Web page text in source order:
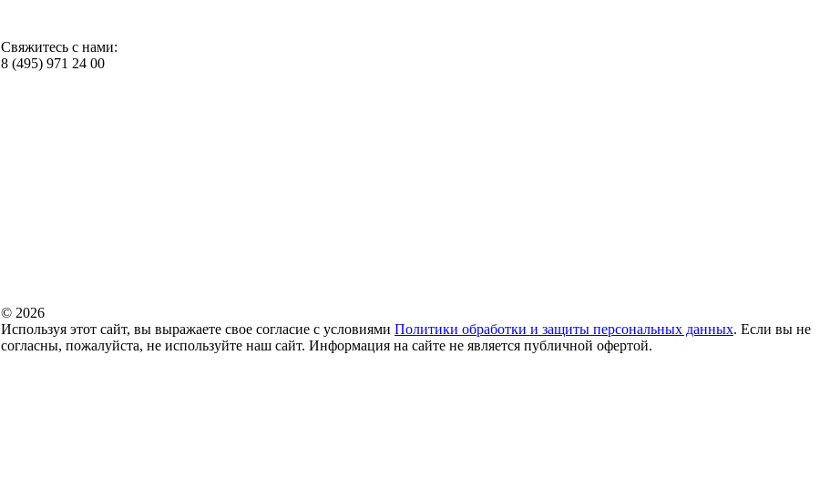
Свяжитесь с нами:
8 (495) 971 24 00
© 2026
Используя этот сайт, вы выражаете свое согласие с условиями Политики обработки и защиты персональных данных. Если вы не
согласны, пожалуйста, не используйте наш сайт. Информация на сайте не является публичной офертой.